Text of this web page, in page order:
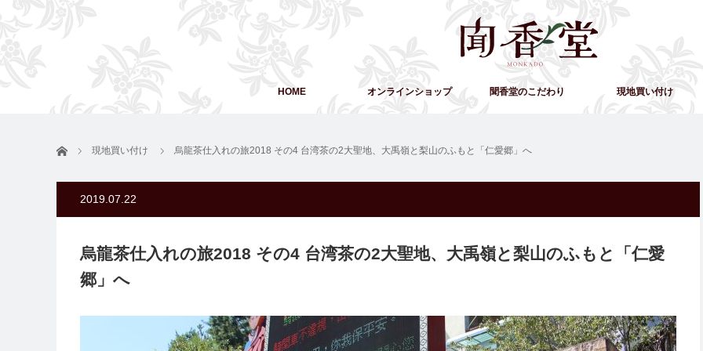
HOME オンラインショップ 聞香堂のこだわり 現地買い付け
ホーム 現地買い付け 烏龍茶仕入れの旅2018 その4 台湾茶の2大聖地、大禹嶺と梨山のふもと「仁愛郷」へ
2019.07.22
烏龍茶仕入れの旅2018 その4 台湾茶の2大聖地、大禹嶺と梨山のふもと「仁愛
郷」へ